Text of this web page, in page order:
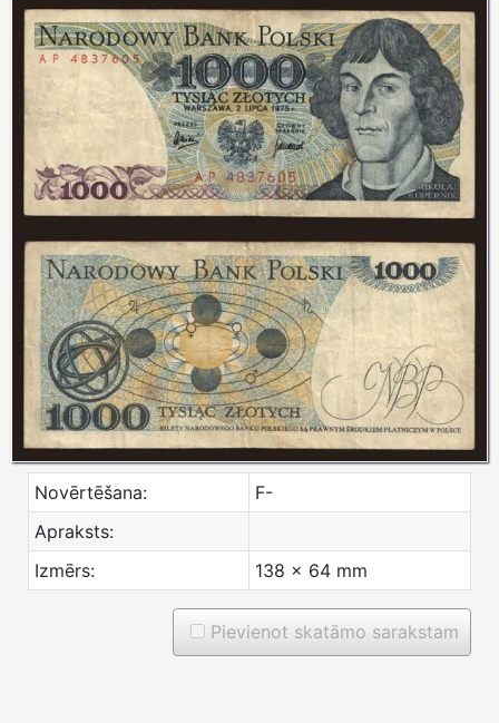
Novērtēšana:
F-
Apraksts:
Izmērs:
138 x 64 mm
Pievienot skatāmo sarakstam